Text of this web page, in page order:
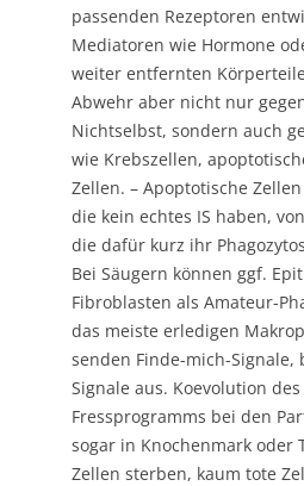
passenden Rezeptoren
Mediatoren wie Hormone
weiter entfernten
Abwehr aber nicht nur
Nichtselbst, sondern auch
wie Krebszellen,
Zellen. – Apoptotische
die kein echtes IS haben,
die dafür kurz ihr
Bei Säugern können ggf.
Fibroblasten als Amateur-
das meiste erledigen
senden Finde-mich-Signale,
Signale aus. Koevolution
Fressprogramms bei den
sogar in Knochenmark oder
Zellen sterben, kaum tote